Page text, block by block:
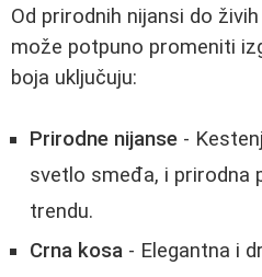
Od prirodnih nijansi do
može potpuno promeniti
boja uključuju:
Prirodne nijanse -
svetlo smeđa, i prirodna
trendu.
Crna kosa - Elegantna i